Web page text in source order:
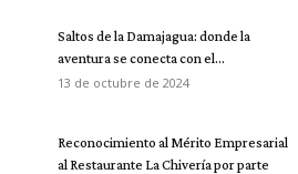
Saltos de la Damajagua: donde la
aventura se conecta con el...
13 de octubre de 2024
Reconocimiento al Mérito Empresarial
al Restaurante La Chivería por parte